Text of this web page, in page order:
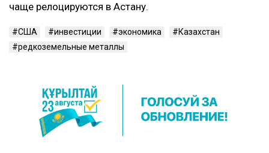
чаще релоцируются в Астану.
США инвестиции экономика
Казахстан
редкоземельные металлы